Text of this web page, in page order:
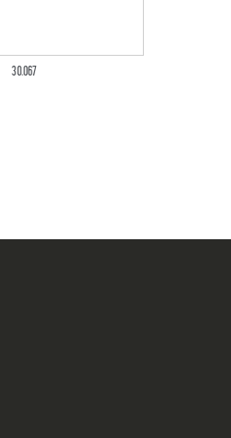
30.067